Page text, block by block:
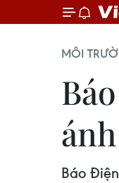
MÔI
Báo